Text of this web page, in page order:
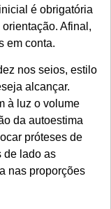
é obrigatória
Afinal,
em conta.
nos seios, estilo
alcançar.
à luz o volume
da autoestima
próteses de
de lado as
nas proporções